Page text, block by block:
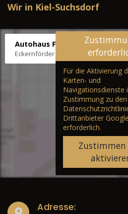
Wir in Kiel-Suchsdorf
Autohaus Fräter
Eckernförder Str. /Klausbrooker Weg
Für die Aktivierung
Karten- und
Navigationsdienste
Zustimmung zu den
Drittanbieter
erforderlich.
Zustimmen
Adresse: